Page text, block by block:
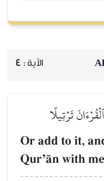
الآية : 4
تَرۡتِيلًا
Or add to it,
QurÕŒn with